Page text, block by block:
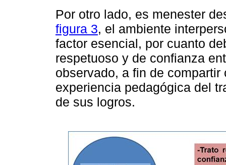
Por otro lado, es menester
figura 3, el ambiente
factor esencial, por cuanto
respetuoso y de confianza
observado, a fin de
experiencia pedagógica del
de sus logros.